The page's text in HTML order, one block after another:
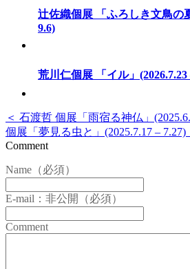
辻佐織個展 「ふろしき文鳥の
9.6)
荒川仁個展 「イル」(2026.7.23
＜ 石渡哲 個展「雨宿る神仏」
個展「夢見る虫と」(2025.7.17 – 7.27)
Comment
Name（必須）
E-mail：非公開（必須）
Comment